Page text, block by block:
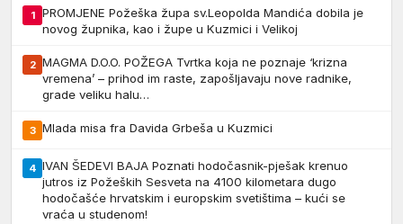
1
PROMJENE Požeška župa sv.Leopolda Mandića dobila je
novog župnika, kao i župe u Kuzmici i Velikoj
2 MAGMA D.O.O. POŽEGA Tvrtka koja ne poznaje ‘krizna
vremena’ – prihod im raste, zapošljavaju nove radnike,
grade veliku halu…
3 Mlada misa fra Davida Grbeša u Kuzmici
4 IVAN ŠEDEVI BAJA Poznati hodočasnik-pješak krenuo
jutros iz Požeških Sesveta na 4100 kilometara dugo
hodočašće hrvatskim i europskim svetištima – kući se
vraća u studenom!